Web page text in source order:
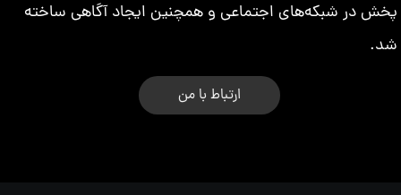
پخش در شبکه‌های اجتماعی و همچنین ایجاد آگاهی ساخته
شد.
ارتباط با من